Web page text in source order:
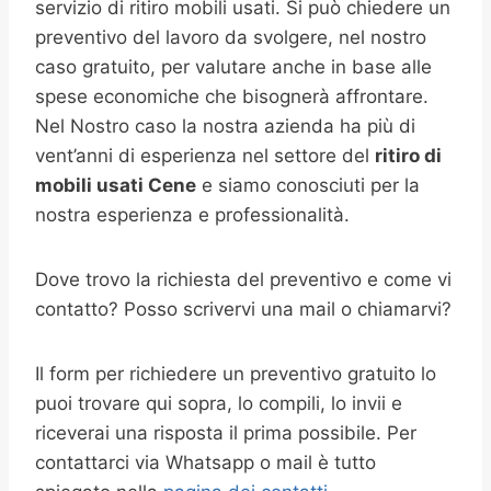
servizio di ritiro mobili usati. Si può chiedere un
preventivo del lavoro da svolgere, nel nostro
caso gratuito, per valutare anche in base alle
spese economiche che bisognerà affrontare.
Nel Nostro caso la nostra azienda ha più di
vent’anni di esperienza nel settore del ritiro di
mobili usati Cene e siamo conosciuti per la
nostra esperienza e professionalità.
Dove trovo la richiesta del preventivo e come vi
contatto? Posso scrivervi una mail o chiamarvi?
Il form per richiedere un preventivo gratuito lo
puoi trovare qui sopra, lo compili, lo invii e
riceverai una risposta il prima possibile. Per
contattarci via Whatsapp o mail è tutto